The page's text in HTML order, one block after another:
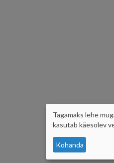
JA
Tagamaks lehe
kasutab käesolev
Kohanda